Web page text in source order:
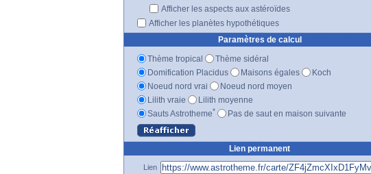
Afficher les aspects aux astéroïdes
Afficher les planètes hypothétiques
Paramètres de calcul
Thème tropical
Thème sidéral
Domification Placidus
Maisons égales
Koch
Noeud nord vrai
Noeud nord moyen
Lilith vraie
Lilith moyenne
Sauts Astrotheme* Pas de saut en maison suivante
Lien permanent
Lien